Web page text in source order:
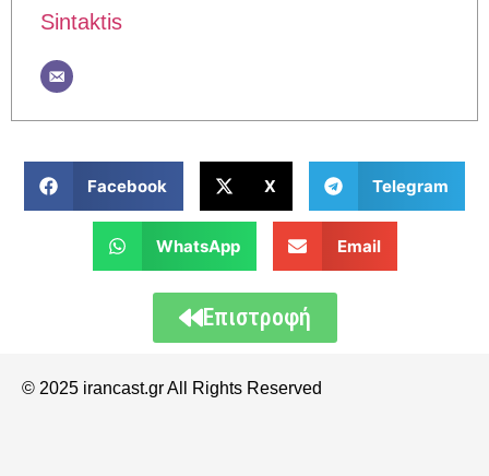
Sintaktis
Facebook X Telegram
WhatsApp Email
Επιστροφή
© 2025 irancast.gr All Rights Reserved